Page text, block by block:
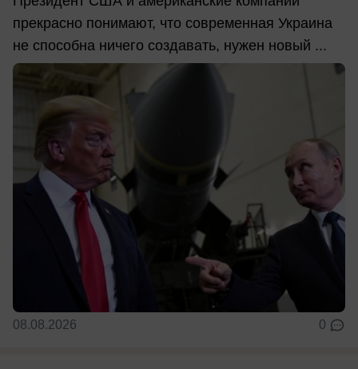
прекрасно понимают, что современная Украина
не способна ничего создавать, нужен новый ...
08.08.2026 0